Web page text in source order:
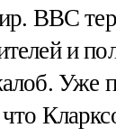
BBC
и
Уже